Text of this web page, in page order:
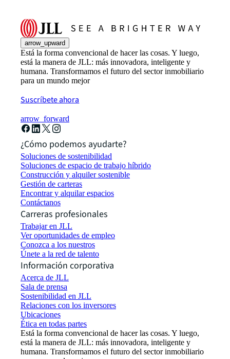
arrow_upward
Está la forma convencional de hacer las cosas. Y luego,
está la manera de JLL: más innovadora, inteligente y
humana. Transformamos el futuro del sector inmobiliario
para un mundo mejor
Suscríbete ahora
arrow_forward
¿Cómo podemos ayudarte?
Soluciones de sostenibilidad
Soluciones de espacio de trabajo híbrido
Construcción y alquiler sostenible
Gestión de carteras
Encontrar y alquilar espacios
Contáctanos
Carreras profesionales
Trabajar en JLL
Ver oportunidades de empleo
Conozca a los nuestros
Únete a la red de talento
Información corporativa
Acerca de JLL
Sala de prensa
Sostenibilidad en JLL
Relaciones con los inversores
Ubicaciones
Ética en todas partes
Está la forma convencional de hacer las cosas. Y luego,
está la manera de JLL: más innovadora, inteligente y
humana. Transformamos el futuro del sector inmobiliario